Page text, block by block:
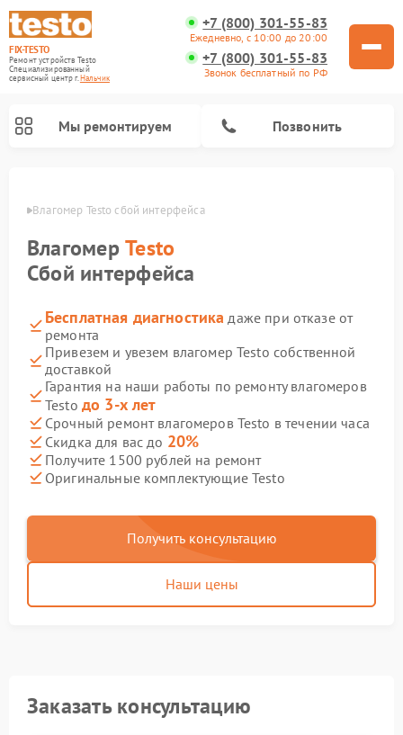
FIX-TESTO
Ремонт устройств Testo
Специализированный
cервисный центр г.Нальчик
+7 (800) 301-55-83
Ежедневно, с 10:00 до 20:00
+7 (800) 301-55-83
Звонок бесплатный по РФ
Мы ремонтируем Позвонить
Влагомер Testo сбой интерфейса
ВлагомерTesto
Сбой интерфейса
Бесплатная диагностика даже при отказе от
ремонта
Привезем и увезем влагомер Testo собственной
доставкой
Гарантия на наши работы по ремонту влагомеров
Testo до 3-х лет
Срочный ремонт влагомеров Testo в течении часа
Скидка для вас до 20%
Получите 1500 рублей на ремонт
Оригинальные комплектующие Testo
Получить консультацию
Наши цены
Заказать консультацию